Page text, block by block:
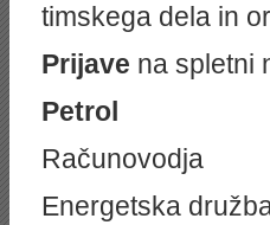
timskega dela in
Prijave na spletni
Petrol
Računovodja
Energetska